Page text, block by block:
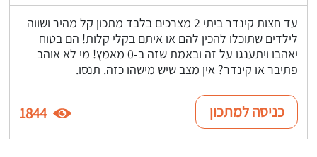
עד חצות קינדר ביתי 2 מצרכים בלבד מתכון קל מהיר ושווה
לילדים שתוכלו להכין להם או איתם בקלי קלות! הם בטוח
יאהבו ויתענגו על זה ובאמת שזה ב-0 מאמץ! מי לא אוהב
פתיבר או קינדר? אין מצב שיש מישהו כזה. תנסו.
כניסה למתכון 1844